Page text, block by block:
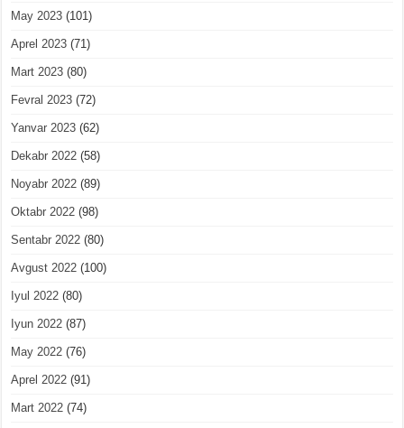
May 2023 (101)
Aprel 2023 (71)
Mart 2023 (80)
Fevral 2023 (72)
Yanvar 2023 (62)
Dekabr 2022 (58)
Noyabr 2022 (89)
Oktabr 2022 (98)
Sentabr 2022 (80)
Avgust 2022 (100)
Iyul 2022 (80)
Iyun 2022 (87)
May 2022 (76)
Aprel 2022 (91)
Mart 2022 (74)